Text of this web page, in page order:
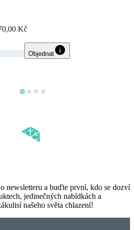
Kč
Objednat
newsletteru a buďte první, kdo se dozví
jedinečných nabídkách a
našeho světa chlazení!